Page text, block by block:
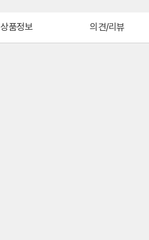
상품정보 의견/리뷰